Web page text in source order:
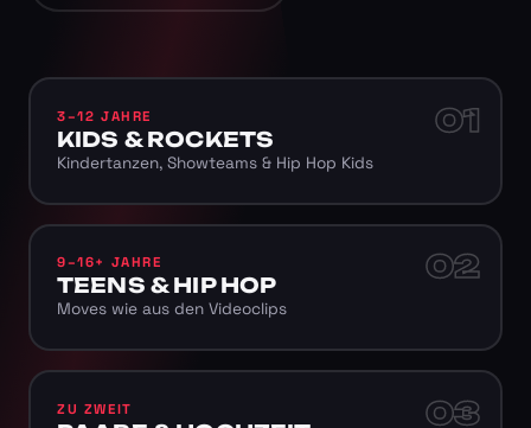
01
3–12 JAHRE
KIDS & ROCKETS
Kindertanzen, Showteams & Hip Hop Kids
02
9–16+ JAHRE
TEENS & HIP HOP
Moves wie aus den Videoclips
03
ZU ZWEIT